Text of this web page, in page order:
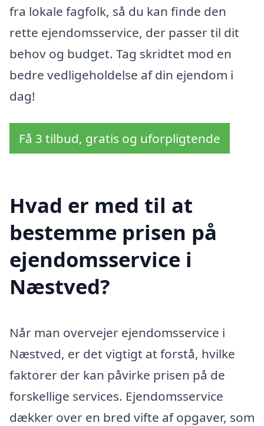
fra lokale fagfolk, så du kan finde den
rette ejendomsservice, der passer til dit
behov og budget. Tag skridtet mod en
bedre vedligeholdelse af din ejendom i
dag!
Få 3 tilbud, gratis og uforpligtende
Hvad er med til at
bestemme prisen på
ejendomsservice i
Næstved?
Når man overvejer ejendomsservice i
Næstved, er det vigtigt at forstå, hvilke
faktorer der kan påvirke prisen på de
forskellige services. Ejendomsservice
dækker over en bred vifte af opgaver, som